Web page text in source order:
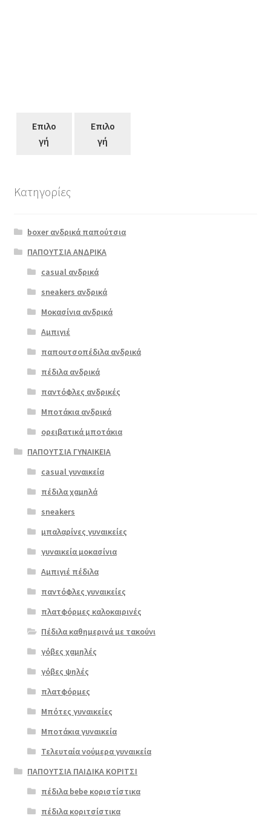
Επιλο
γή
Επιλο
γή
boxer 17241
μαύρο
€79.00
γή
προϊόν
έχει
πολλαπλές
επιλογές
μπορούν
επιλεγούν
στη
σελίδα
προϊόντος
Κατηγορίες
boxer ανδρικά παπούτσια
ΠΑΠΟΥΤΣΙΑ ΑΝΔΡΙΚΑ
casual ανδρικά
sneakers ανδρικά
Μοκασίνια ανδρικά
Αμπιγιέ
παπουτσοπέδιλα ανδρικά
πέδιλα ανδρικά
παντόφλες ανδρικές
Μποτάκια ανδρικά
ορειβατικά μποτάκια
ΠΑΠΟΥΤΣΙΑ ΓΥΝΑΙΚΕΙΑ
casual γυναικεία
πέδιλα χαμηλά
sneakers
μπαλαρίνες γυναικείες
γυναικεία μοκασίνια
Αμπιγιέ πέδιλα
παντόφλες γυναικείες
πλατφόρμες καλοκαιρινές
Πέδιλα καθημερινά με τακούνι
γόβες χαμηλές
γόβες ψηλές
πλατφόρμες
Μπότες γυναικείες
Μποτάκια γυναικεία
Τελευταία νούμερα γυναικεία
ΠΑΠΟΥΤΣΙΑ ΠΑΙΔΙΚΑ ΚΟΡΙΤΣΙ
πέδιλα bebe κοριστίστικα
πέδιλα κοριτσίστικα